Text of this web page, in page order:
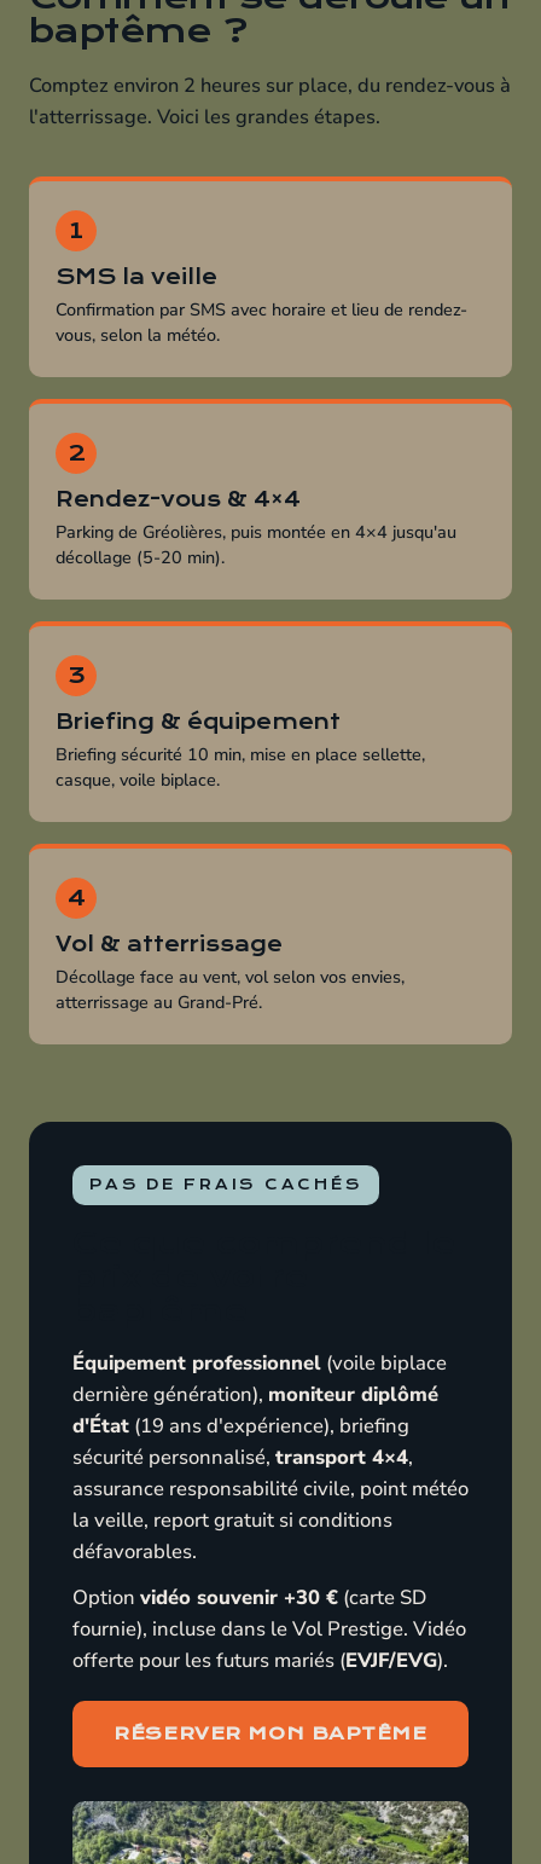
baptême ?
Comptez environ 2 heures sur place, du rendez-vous à
l'atterrissage. Voici les grandes étapes.
SMS la veille
Confirmation par SMS avec horaire et lieu de rendez-
vous, selon la météo.
Rendez-vous & 4×4
Parking de Gréolières, puis montée en 4×4 jusqu'au
décollage (5-20 min).
Briefing & équipement
Briefing sécurité 10 min, mise en place sellette,
casque, voile biplace.
Vol & atterrissage
Décollage face au vent, vol selon vos envies,
atterrissage au Grand-Pré.
PAS DE FRAIS CACHÉS
Équipement professionnel (voile biplace
dernière génération), moniteur diplômé
d'État (19 ans d'expérience), briefing
sécurité personnalisé, transport 4×4,
assurance responsabilité civile, point météo
la veille, report gratuit si conditions
défavorables.
Option vidéo souvenir +30 € (carte SD
fournie), incluse dans le Vol Prestige. Vidéo
offerte pour les futurs mariés (EVJF/EVG).
RÉSERVER MON BAPTÊME